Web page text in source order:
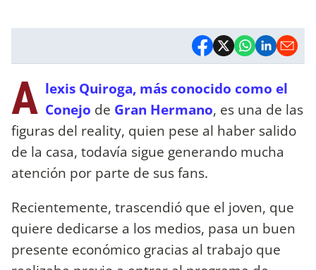
A lexis Quiroga, más conocido como el
Conejo de Gran Hermano, es una de las
figuras del reality, quien pese al haber salido
de la casa, todavía sigue generando mucha
atención por parte de sus fans.
Recientemente, trascendió que el joven, que
quiere dedicarse a los medios, pasa un buen
presente económico gracias al trabajo que